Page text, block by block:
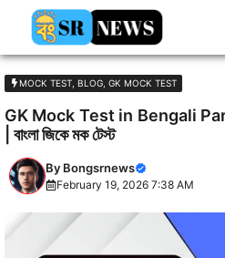
content
MOCK TEST BLOG GK MOCK TEST
GK Mock Test in Bengali Part
| বাংলা জিকে মক টেস্ট
By Bongsrnews
February 19, 2026 7:38 AM